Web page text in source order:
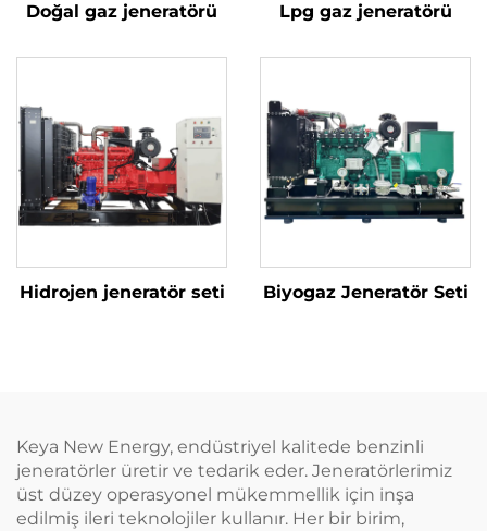
Doğal gaz jeneratörü Lpg gaz jeneratörü
Hidrojen jeneratör seti Biyogaz Jeneratör Seti
Keya New Energy, endüstriyel kalitede benzinli
jeneratörler üretir ve tedarik eder. Jeneratörlerimiz
üst düzey operasyonel mükemmellik için inşa
edilmiş ileri teknolojiler kullanır. Her bir birim,